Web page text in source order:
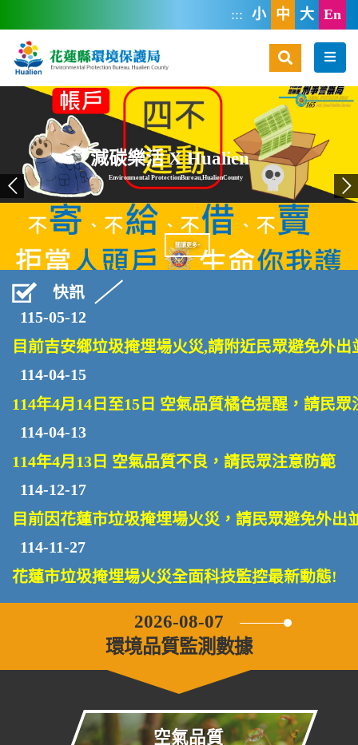
::: 小 中 大 En
選
減碳樂活 X Hualien
Environmental ProtectionBureau,HualienCounty
閱讀更多+
快訊
115-05-12
目前吉安鄉垃圾掩埋場火災,請附近民眾避免外
114-04-15
114年4月14日至15日 空氣品質橘色提醒，請民
114-04-13
114年4月13日 空氣品質不良，請民眾注意防範
114-12-17
目前​因花蓮市垃圾掩埋場火災，請民眾避免外
114-11-27
花蓮市垃圾掩埋場火災全面科技監控最新動態!
2026-08-07
環境品質監測數據
空氣品質